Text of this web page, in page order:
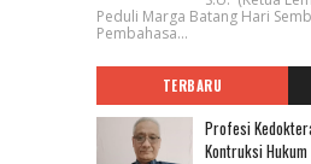
Peduli Marga Batang Hari
Pembahasa...
TERBARU
Profesi
Kontruksi Hukum